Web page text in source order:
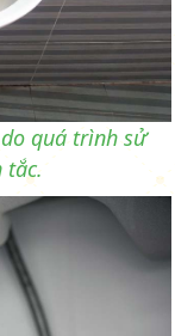
quá trình sử
tắc.